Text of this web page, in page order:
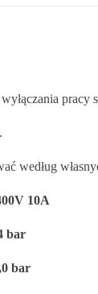
pracy
według
10A
bar
bar